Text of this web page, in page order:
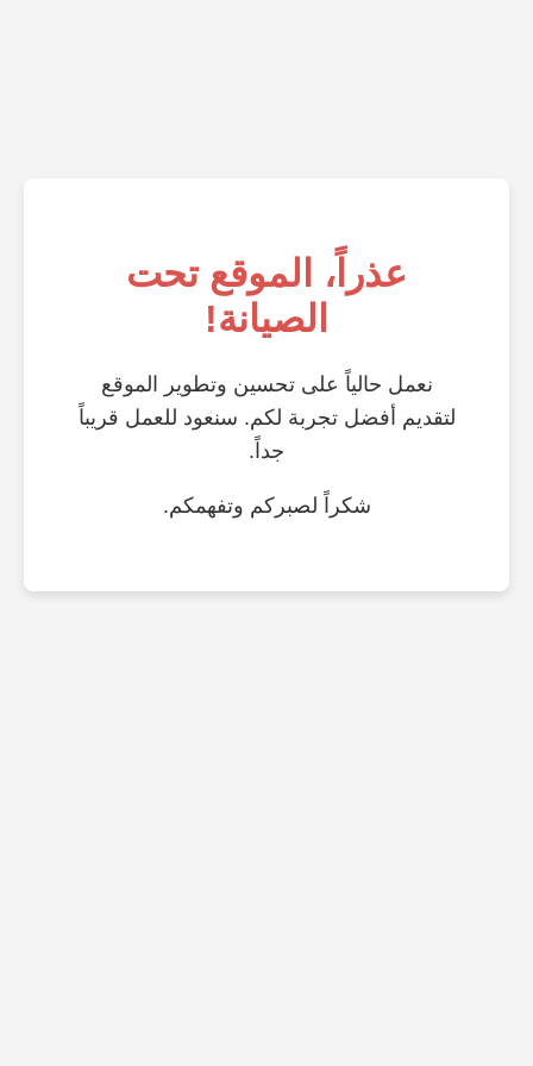
عذراً، الموقع تحت
الصيانة!
نعمل حالياً على تحسين وتطوير الموقع
لتقديم أفضل تجربة لكم. سنعود للعمل قريباً
جداً.
شكراً لصبركم وتفهمكم.